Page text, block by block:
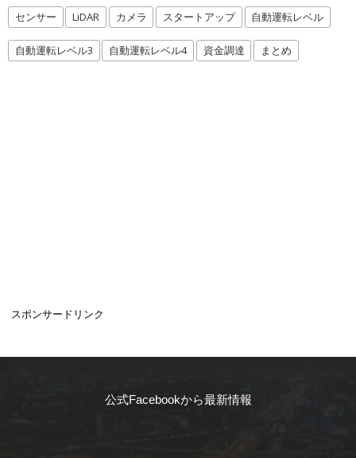
センサー LiDAR カメラ スタートアップ 自動運転レベル
自動運転レベル3 自動運転レベル4 資金調達 まとめ
スポンサードリンク
公式Facebookから最新情報